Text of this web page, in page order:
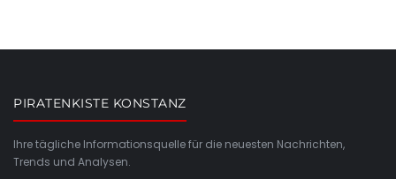
PIRATENKISTE KONSTANZ
Ihre tägliche Informationsquelle für die neuesten Nachrichten,
Trends und Analysen.